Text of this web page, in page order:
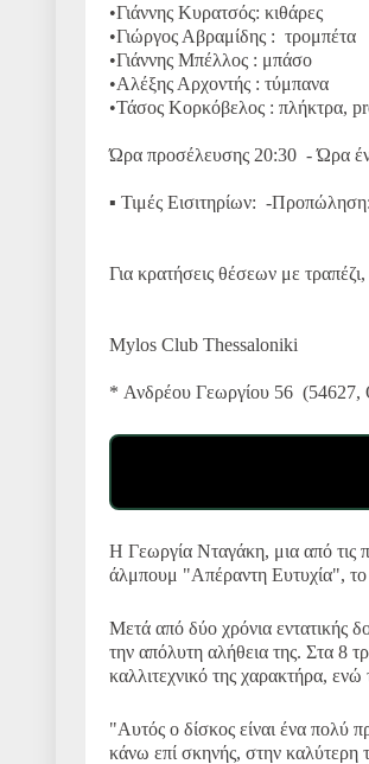
•Γιάννης Κυρατσός: κιθάρες
•Γιώργος Αβραμίδης : τρομπέτα
•Γιάννης Μπέλλος : μπάσο
•Αλέξης Αρχοντής : τύμπανα
•Τάσος Κορκόβελος : πλήκτρα,
Ώρα προσέλευσης 20:30 - Ώρα
▪️ Τιμές Εισιτηρίων: -
Για κρατήσεις θέσεων με
Mylos Club Thessaloniki
* Ανδρέου Γεωργίου 56 (54627,
Η Γεωργία Νταγάκη, μια από τις
άλμπουμ "Απέραντη Ευτυχία", το
Μετά από δύο χρόνια εντατικής
την απόλυτη αλήθεια της. Στα 8
καλλιτεχνικό της χαρακτήρα,
"Αυτός ο δίσκος είναι ένα πολύ
κάνω επί σκηνής, στην καλύτερη